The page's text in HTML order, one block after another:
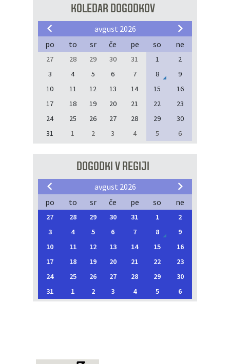
KOLEDAR DOGODKOV
avgust 2026
po
to sr če pe so ne
27 28 29 30 31 1
2
3
4 5 6 7 8
9
10
11 12 13 14 15
16
17
18 19 20 21 22
23
24
25 26 27 28 29
30
31
1 2 3 4 5 6
DOGODKI V REGIJI
avgust 2026
po
to sr če pe so ne
27 28 29 30 31 1
2
3
4 5 6 7 8
9
10
11 12 13 14 15
16
17
18 19 20 21 22
23
24
25 26 27 28 29
30
31
1 2 3 4 5 6